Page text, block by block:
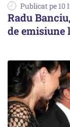
Publicat pe 10
Radu
de emisiune